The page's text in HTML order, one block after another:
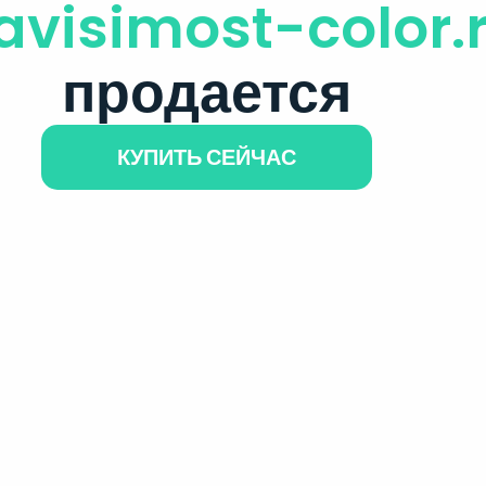
продается
КУПИТЬ СЕЙЧАС